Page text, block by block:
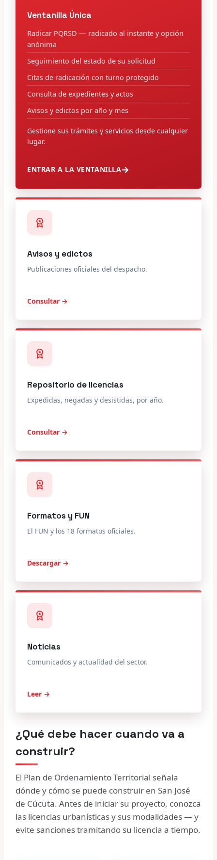
Ventanilla Única
Radicar PQRSD — radicado al instante y opción
anónima
Seguimiento del estado de su solicitud
Citas de radicación con turno protegido
Consulta de expedientes y actos
Avisos y edictos por año y mes
Gestione sus trámites y servicios desde cualquier
lugar.
ENTRAR A LA VENTANILLA
Avisos y edictos
Publicaciones oficiales del despacho.
Consultar →
Repositorio de licencias
Expedidas, negadas y desistidas, por año.
Consultar →
Formatos y FUN
El FUN y los 18 formatos oficiales.
Descargar →
Noticias
Comunicados y actualidad del sector.
Leer →
¿Qué debe hacer cuando va a
construir?
El Plan de Ordenamiento Territorial señala
dónde y cómo se puede construir en San José
de Cúcuta. Antes de iniciar su proyecto, conozca
las licencias urbanísticas y sus modalidades — y
evite sanciones tramitando su licencia a tiempo.